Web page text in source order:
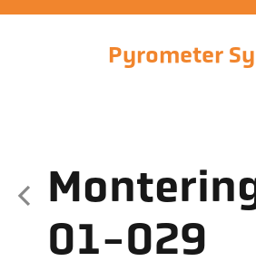
Pyrometer
01-029